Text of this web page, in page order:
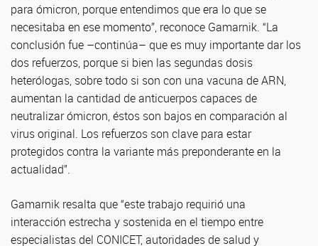
para ómicron, porque entendimos que era lo que se
necesitaba en ese momento”, reconoce Gamarnik. “La
conclusión fue –continúa– que es muy importante dar los
dos refuerzos, porque si bien las segundas dosis
heterólogas, sobre todo si son con una vacuna de ARN,
aumentan la cantidad de anticuerpos capaces de
neutralizar ómicron, éstos son bajos en comparación al
virus original. Los refuerzos son clave para estar
protegidos contra la variante más preponderante en la
actualidad”.
Gamarnik resalta que “este trabajo requirió una
interacción estrecha y sostenida en el tiempo entre
especialistas del CONICET, autoridades de salud y